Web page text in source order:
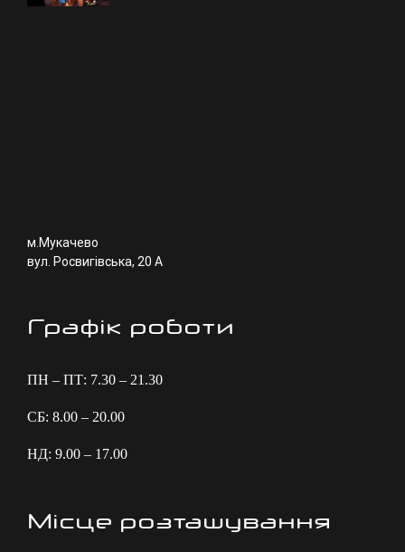
м.Мукачево
вул. Росвигівська, 20 А
Графік роботи
ПН – ПТ: 7.30 – 21.30
СБ: 8.00 – 20.00
НД: 9.00 – 17.00
Місце розташування